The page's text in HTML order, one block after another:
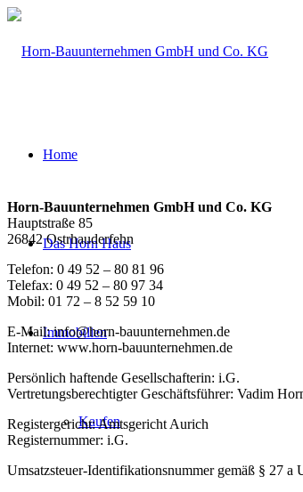
Home
Das Horn Haus
Immobilien
Kaufen
Horn-Bauunternehmen GmbH und Co. KG
Hauptstraße 85
26842 Ostrhauderfehn
Telefon: 0 49 52 – 80 81 96
Telefax: 0 49 52 – 80 97 34
Mobil: 01 72 – 8 52 59 10
E-Mail: info@horn-bauunternehmen.de
Internet: www.horn-bauunternehmen.de
Persönlich haftende Gesellschafterin: i.G.
Vertretungsberechtigter Geschäftsführer: Vadim
Registergericht: Amtsgericht Aurich
Registernummer: i.G.
Umsatzsteuer-Identifikationsnummer gemäß § 27 a